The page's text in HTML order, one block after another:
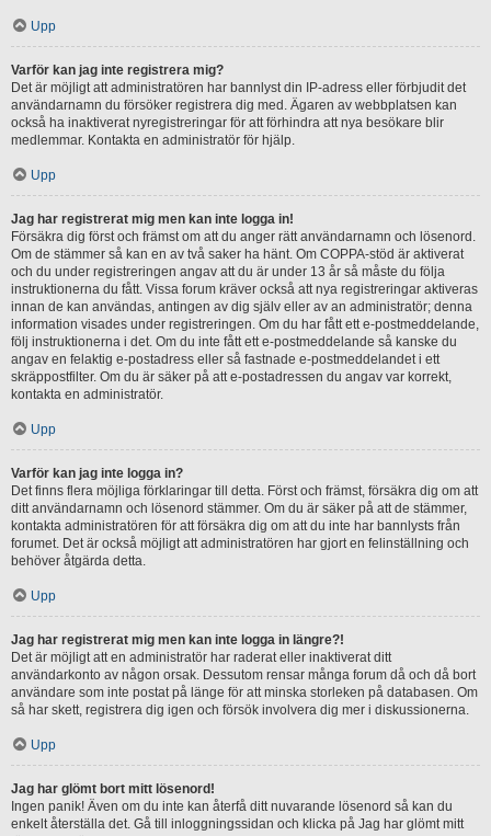
Upp
Varför kan jag inte registrera mig?
Det är möjligt att administratören har bannlyst din IP-adress eller förbjudit det
användarnamn du försöker registrera dig med. Ägaren av webbplatsen kan
också ha inaktiverat nyregistreringar för att förhindra att nya besökare blir
medlemmar. Kontakta en administratör för hjälp.
Upp
Jag har registrerat mig men kan inte logga in!
Försäkra dig först och främst om att du anger rätt användarnamn och lösenord.
Om de stämmer så kan en av två saker ha hänt. Om COPPA-stöd är aktiverat
och du under registreringen angav att du är under 13 år så måste du följa
instruktionerna du fått. Vissa forum kräver också att nya registreringar aktiveras
innan de kan användas, antingen av dig själv eller av an administratör; denna
information visades under registreringen. Om du har fått ett e-postmeddelande,
följ instruktionerna i det. Om du inte fått ett e-postmeddelande så kanske du
angav en felaktig e-postadress eller så fastnade e-postmeddelandet i ett
skräppostfilter. Om du är säker på att e-postadressen du angav var korrekt,
kontakta en administratör.
Upp
Varför kan jag inte logga in?
Det finns flera möjliga förklaringar till detta. Först och främst, försäkra dig om att
ditt användarnamn och lösenord stämmer. Om du är säker på att de stämmer,
kontakta administratören för att försäkra dig om att du inte har bannlysts från
forumet. Det är också möjligt att administratören har gjort en felinställning och
behöver åtgärda detta.
Upp
Jag har registrerat mig men kan inte logga in längre?!
Det är möjligt att en administratör har raderat eller inaktiverat ditt
användarkonto av någon orsak. Dessutom rensar många forum då och då bort
användare som inte postat på länge för att minska storleken på databasen. Om
så har skett, registrera dig igen och försök involvera dig mer i diskussionerna.
Upp
Jag har glömt bort mitt lösenord!
Ingen panik! Även om du inte kan återfå ditt nuvarande lösenord så kan du
enkelt återställa det. Gå till inloggningssidan och klicka på Jag har glömt mitt